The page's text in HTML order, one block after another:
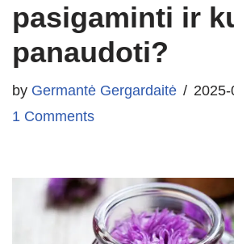
pasigaminti ir
panaudoti?
by Germantė Gergardaitė
1 Comments